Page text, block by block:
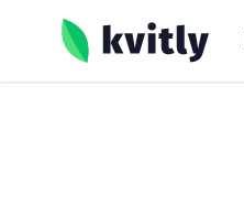
kvitly